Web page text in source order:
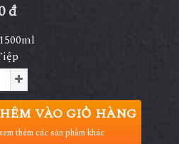
đ
VÀO GIỎ HÀNG
thêm các sản phẩm khác